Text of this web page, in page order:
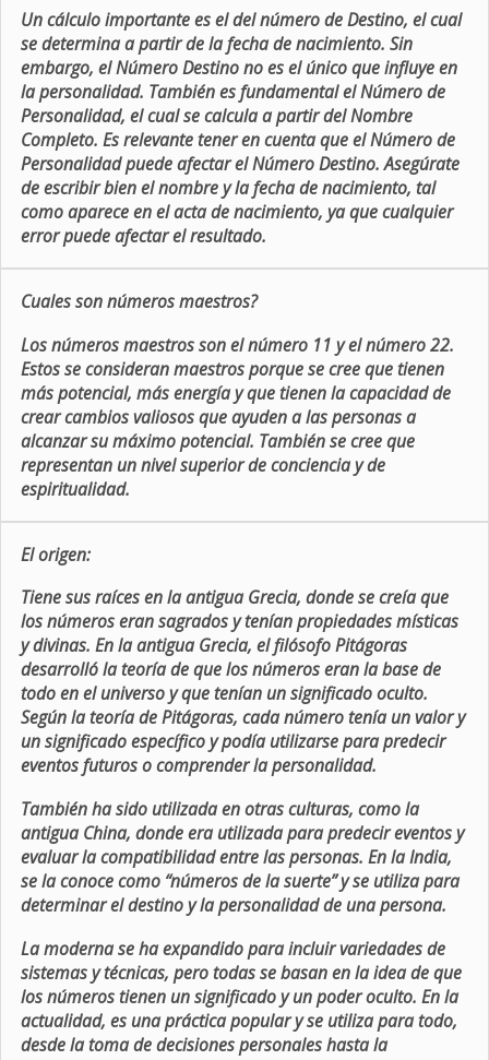
Un cálculo importante es el del número de Destino, el cual
se determina a partir de la fecha de nacimiento. Sin
embargo, el Número Destino no es el único que influye en
la personalidad. También es fundamental el Número de
Personalidad, el cual se calcula a partir del Nombre
Completo. Es relevante tener en cuenta que el Número de
Personalidad puede afectar el Número Destino. Asegúrate
de escribir bien el nombre y la fecha de nacimiento, tal
como aparece en el acta de nacimiento, ya que cualquier
error puede afectar el resultado.
Cuales son números maestros?
Los números maestros son el número 11 y el número 22.
Estos se consideran maestros porque se cree que tienen
más potencial, más energía y que tienen la capacidad de
crear cambios valiosos que ayuden a las personas a
alcanzar su máximo potencial. También se cree que
representan un nivel superior de conciencia y de
espiritualidad.
El origen:
Tiene sus raíces en la antigua Grecia, donde se creía que
los números eran sagrados y tenían propiedades místicas
y divinas. En la antigua Grecia, el filósofo Pitágoras
desarrolló la teoría de que los números eran la base de
todo en el universo y que tenían un significado oculto.
Según la teoría de Pitágoras, cada número tenía un valor y
un significado específico y podía utilizarse para predecir
eventos futuros o comprender la personalidad.
También ha sido utilizada en otras culturas, como la
antigua China, donde era utilizada para predecir eventos y
evaluar la compatibilidad entre las personas. En la India,
se la conoce como “números de la suerte” y se utiliza para
determinar el destino y la personalidad de una persona.
La moderna se ha expandido para incluir variedades de
sistemas y técnicas, pero todas se basan en la idea de que
los números tienen un significado y un poder oculto. En la
actualidad, es una práctica popular y se utiliza para todo,
desde la toma de decisiones personales hasta la